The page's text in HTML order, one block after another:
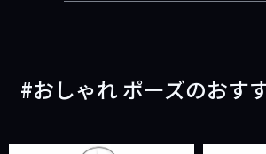
おしゃれ ポーズのおす